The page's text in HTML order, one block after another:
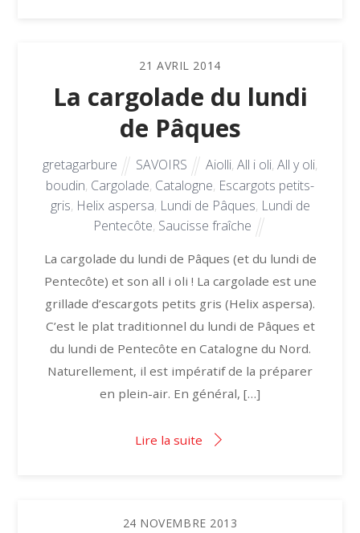
21 AVRIL 2014
La cargolade du lundi
de Pâques
gretagarbure SAVOIRS Aiolli, All i oli, All y oli,
boudin, Cargolade, Catalogne, Escargots petits-
gris, Helix aspersa, Lundi de Pâques, Lundi de
Pentecôte, Saucisse fraîche
La cargolade du lundi de Pâques (et du lundi de
Pentecôte) et son all i oli ! La cargolade est une
grillade d’escargots petits gris (Helix aspersa).
C’est le plat traditionnel du lundi de Pâques et
du lundi de Pentecôte en Catalogne du Nord.
Naturellement, il est impératif de la préparer
en plein-air. En général, […]
Lire la suite
24 NOVEMBRE 2013